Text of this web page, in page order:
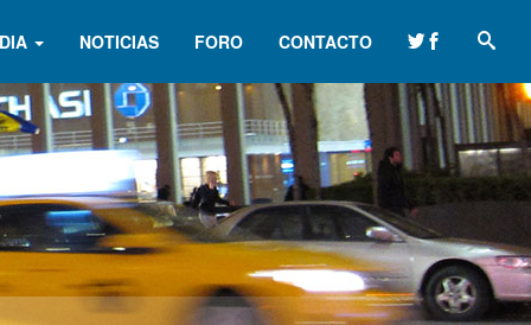
NOTICIAS FORO CONTACTO